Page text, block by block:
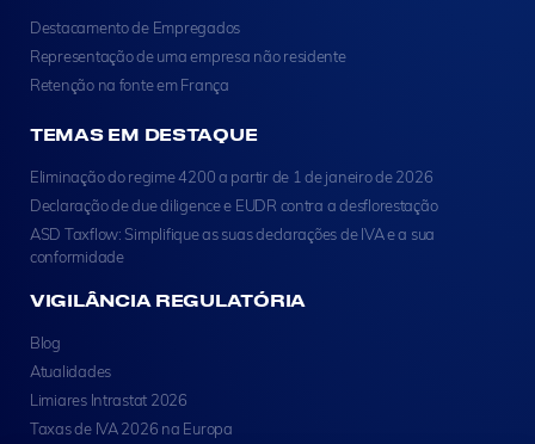
Destacamento de Empregados
Representação de uma empresa não residente
Retenção na fonte em França
TEMAS EM DESTAQUE
Eliminação do regime 4200 a partir de 1 de janeiro de 2026
Declaração de due diligence e EUDR contra a desflorestação
ASD Taxflow: Simplifique as suas declarações de IVA e a sua
conformidade
VIGILÂNCIA REGULATÓRIA
Blog
Atualidades
Limiares Intrastat 2026
Taxas de IVA 2026 na Europa